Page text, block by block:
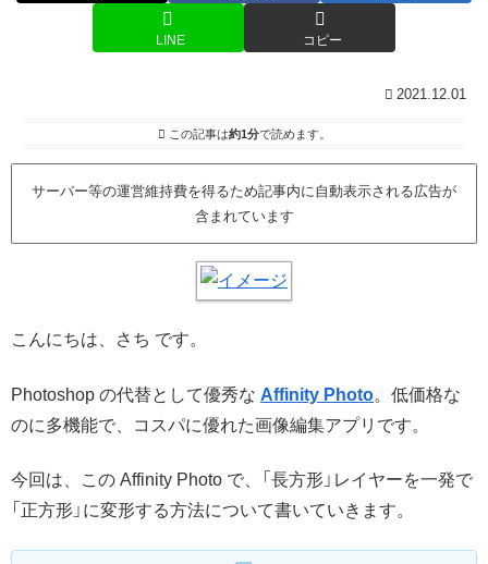
LINE コピー
2021.12.01
この記事は約1分で読めます。
サーバー等の運営維持費を得るため記事内に自動表示される広告が
含まれています
こんにちは、さち です。
Photoshop の代替として優秀な Affinity Photo。低価格な
のに多機能で、コスパに優れた画像編集アプリです。
今回は、この Affinity Photo で、「長方形」レイヤーを一発で
「正方形」に変形する方法について書いていきます。